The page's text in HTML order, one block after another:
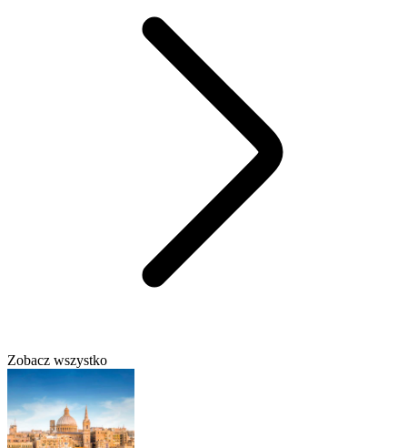
Zobacz wszystko